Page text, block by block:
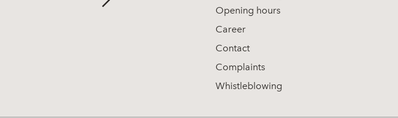
Opening hours
Career
Contact
Complaints
Whistleblowing